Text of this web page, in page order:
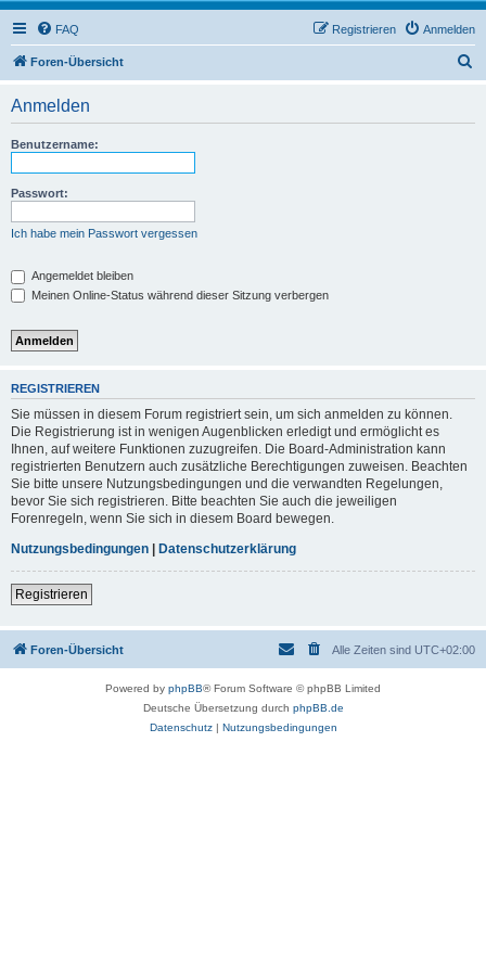
FAQ Anmelden
Registrieren
Foren-Übersicht
Anmelden
Benutzername:
Passwort:
Ich habe mein Passwort vergessen
Angemeldet bleiben
Meinen Online-Status während dieser Sitzung verbergen
REGISTRIEREN
Sie müssen in diesem Forum registriert sein, um sich anmelden zu können.
Die Registrierung ist in wenigen Augenblicken erledigt und ermöglicht es
Ihnen, auf weitere Funktionen zuzugreifen. Die Board-Administration kann
registrierten Benutzern auch zusätzliche Berechtigungen zuweisen. Beachten
Sie bitte unsere Nutzungsbedingungen und die verwandten Regelungen,
bevor Sie sich registrieren. Bitte beachten Sie auch die jeweiligen
Forenregeln, wenn Sie sich in diesem Board bewegen.
Nutzungsbedingungen | Datenschutzerklärung
Registrieren
Foren-Übersicht Alle Zeiten sind UTC+02:00
Powered by phpBB® Forum Software © phpBB Limited
Deutsche Übersetzung durch phpBB.de
Datenschutz| Nutzungsbedingungen